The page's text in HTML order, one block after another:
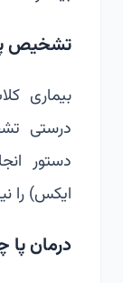
تشخیص
بیماری
درستی
دستور
ایکس) را
درمان پا